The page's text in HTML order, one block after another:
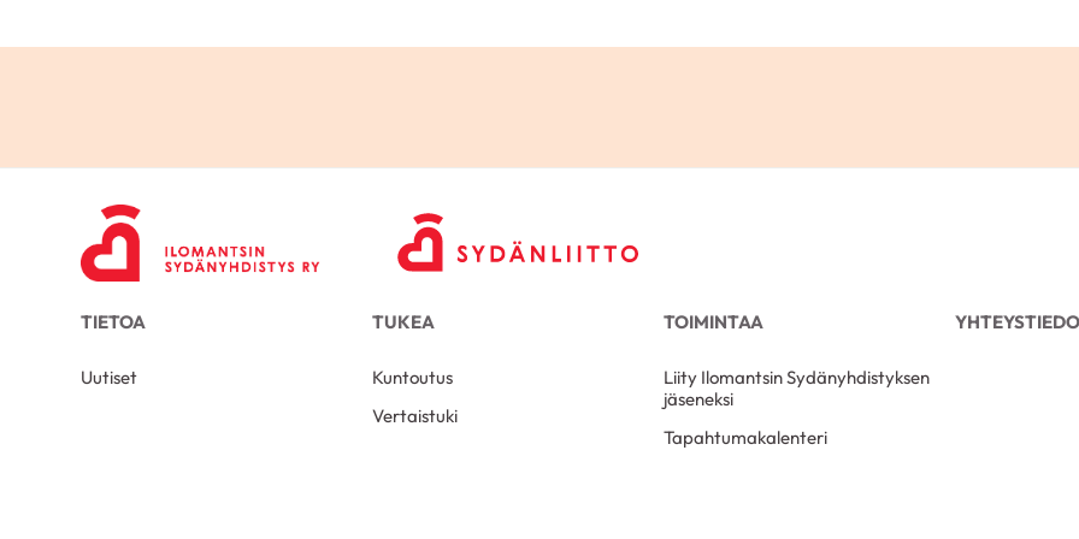
TIETOA
Uutiset
TUKEA
Kuntoutus
Vertaistuki
TOIMINTAA
Liity Ilomantsin Sydänyhdistyksen
jäseneksi
Tapahtumakalenteri